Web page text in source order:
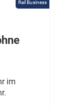
Rail Business
im